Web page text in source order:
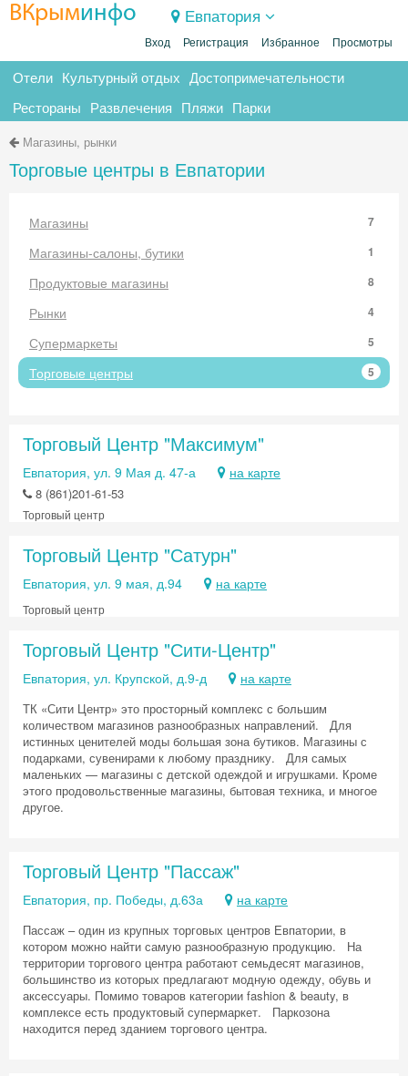
ВКрыминфо Евпатория
Вход Регистрация Избранное Просмотры
Отели Культурный отдых Достопримечательности
Рестораны Развлечения Пляжи Парки
Магазины, рынки
Торговые центры в Евпатории
Магазины 7
Магазины-салоны, бутики 1
Продуктовые магазины 8
Рынки 4
Супермаркеты 5
Торговые центры 5
Торговый Центр "Максимум"
Евпатория, ул. 9 Мая д. 47-а на карте
8 (861)201-61-53
Торговый центр
Торговый Центр "Сатурн"
Евпатория, ул. 9 мая, д.94 на карте
Торговый центр
Торговый Центр "Сити-Центр"
Евпатория, ул. Крупской, д.9-д на карте
ТК «Сити Центр» это просторный комплекс с большим
количеством магазинов разнообразных направлений. Для
истинных ценителей моды большая зона бутиков. Магазины с
подарками, сувенирами к любому празднику. Для самых
маленьких — магазины с детской одеждой и игрушками. Кроме
этого продовольственные магазины, бытовая техника, и многое
другое.
Торговый Центр "Пассаж"
Евпатория, пр. Победы, д.63а на карте
Пассаж – один из крупных торговых центров Евпатории, в
котором можно найти самую разнообразную продукцию. На
территории торгового центра работают семьдесят магазинов,
большинство из которых предлагают модную одежду, обувь и
аксессуары. Помимо товаров категории fashion & beauty, в
комплексе есть продуктовый супермаркет. Паркозона
находится перед зданием торгового центра.